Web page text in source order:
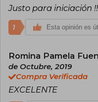
Justo para iniciación
1 Esta opinión es
Romina Pamela
de Octubre, 2019
Compra Verificada
EXCELENTE